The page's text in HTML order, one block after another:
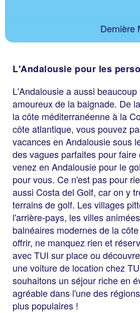
Dernière
L'Andalousie pour les
L'Andalousie a aussi
amoureux de la baignade. De
la côte méditerranéenne à la
côte atlantique, vous pouvez
vacances en Andalousie sous
des vagues parfaites pour
venez en Andalousie pour le
pour vous. Ce n'est pas pour
aussi Costa del Golf, car on y
terrains de golf. Les villages
l'arrière-pays, les villes
balnéaires modernes de la
offrir, ne manquez rien et
avec TUI sur place ou
une voiture de location chez
souhaitons un séjour riche en
agréable dans l'une des
plus populaires !